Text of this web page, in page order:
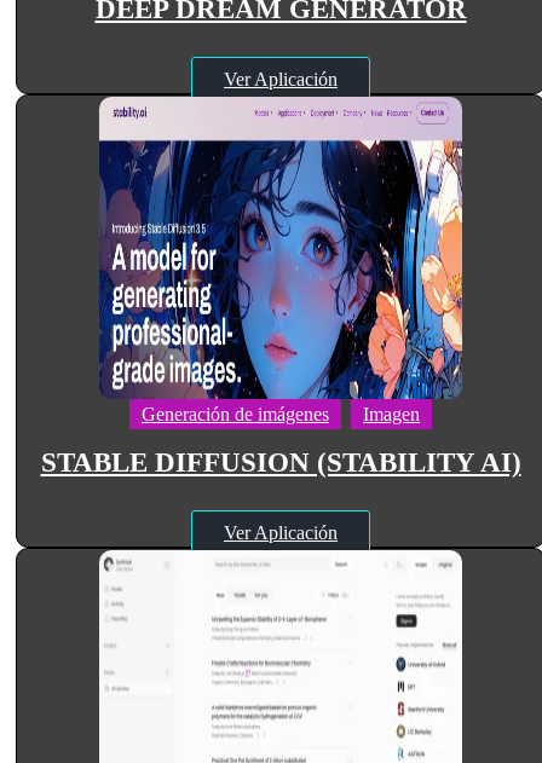
DEEP DREAM GENERATOR
Ver Aplicación
Generación de imágenes Imagen
STABLE DIFFUSION (STABILITY AI)
Ver Aplicación